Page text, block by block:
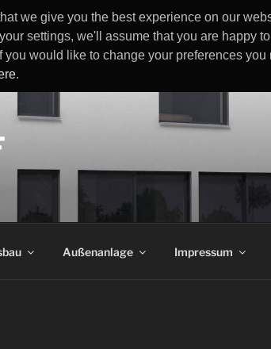
we give you the best experience on our
settings, we'll assume that you are happy to
you would like to change your preferences you
.
Außenanlage Impressum